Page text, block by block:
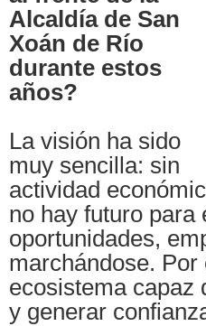
Alcaldía de San
Xoán de Río
durante estos
años?
La visión ha sido
muy sencilla: sin
actividad
no hay futuro para
oportunidades,
marchándose.
ecosistema capaz
y generar